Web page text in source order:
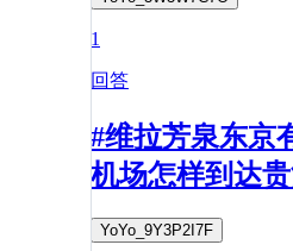
1
回答
#维拉芳泉东京
机场怎样到达
YoYo_9Y3P2I7F